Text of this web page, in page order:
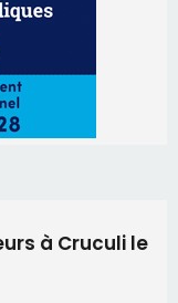
à Cruculi le